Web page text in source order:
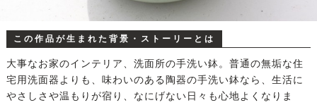
この作品が生まれた背景・ストーリーとは
大事なお家のインテリア、洗面所の手洗い鉢。普通の無垢な住
宅用洗面器よりも、味わいのある陶器の手洗い鉢なら、生活に
やさしさや温もりが宿り、なにげない日々も心地よくなりま